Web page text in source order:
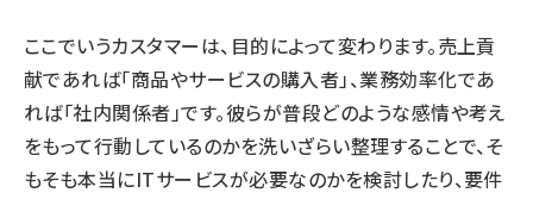
ここでいうカスタマーは、目的によって変わります。売上貢
献であれば「商品やサービスの購入者」、業務効率化であ
れば「社内関係者」です。彼らが普段どのような感情や考え
をもって行動しているのかを洗いざらい整理することで、そ
もそも本当にITサービスが必要なのかを検討したり、要件